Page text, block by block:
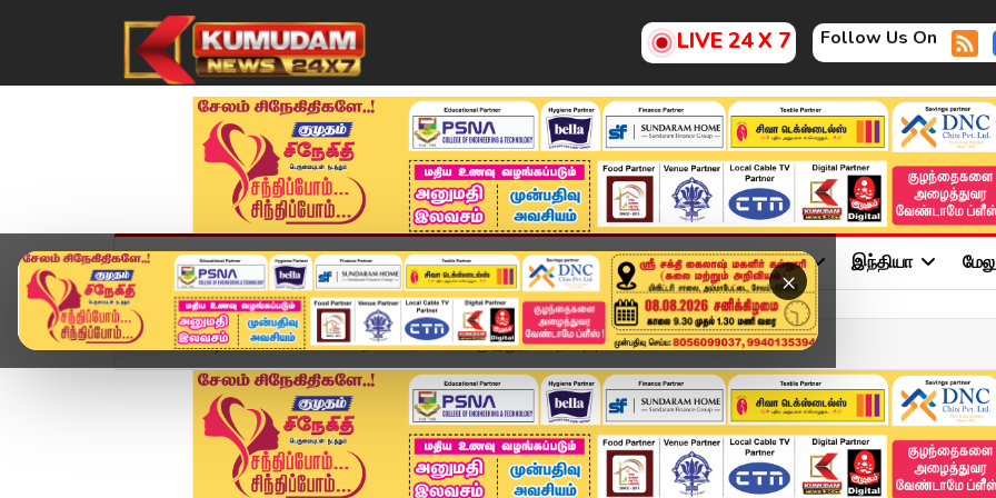
LIVE 24 X 7 Follow Us On
×
முகப்பு விளையாட்டு அண்மை தமிழ்நாடு சினிமா அரசியல் விளையாட்டு இந்தியா
Home வீடியோ ஸ்டோரி மின் தடை பிரச்சனைக்கு இதுதான் தீர்வு! | Power C...